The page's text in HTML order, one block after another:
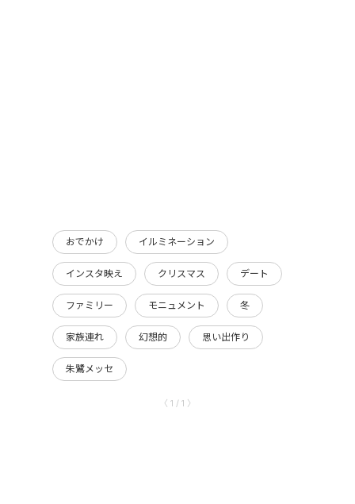
おでかけ イルミネーション
インスタ映え クリスマス デート
ファミリー モニュメント 冬
家族連れ 幻想的 思い出作り
朱鷺メッセ
〈 1 / 1 〉